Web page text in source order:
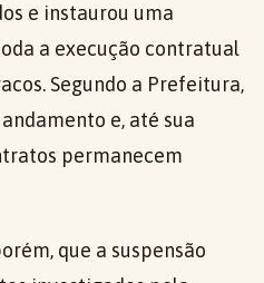
e instaurou uma
a execução contratual
Segundo a Prefeitura,
e, até sua
permanecem
que a suspensão